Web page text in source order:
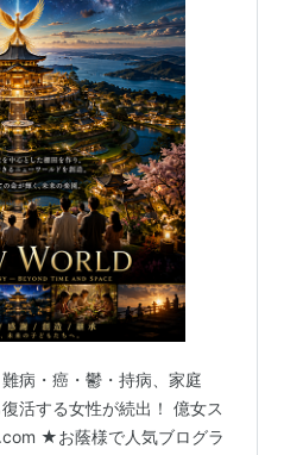
病・癌・鬱・持病、家庭
活する女性が続出！ 億女ス
★お蔭様で人気ブログラ